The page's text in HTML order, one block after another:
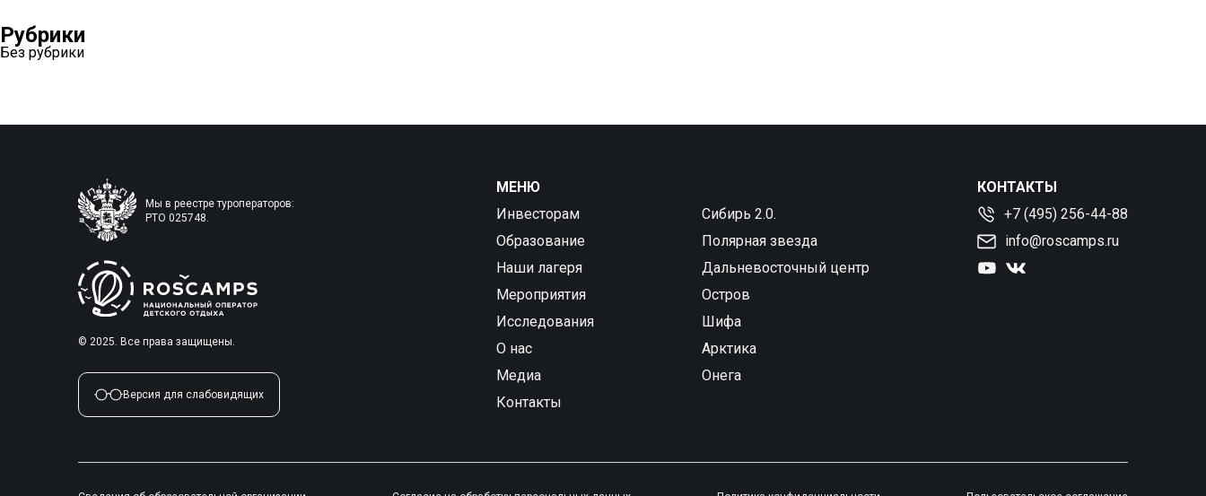
Рубрики
Без рубрики
Мы в реестре туроператоров:
РТО 025748.
© 2025. Все права защищены.
Версия для слабовидящих
МЕНЮ
Инвесторам
Образование
Наши лагеря
Мероприятия
Исследования
О нас
Медиа
Контакты
Сибирь 2.0.
Полярная звезда
Дальневосточный центр
Остров
Шифа
Арктика
Онега
КОНТАКТЫ
+7 (495) 256-44-88
info@roscamps.ru